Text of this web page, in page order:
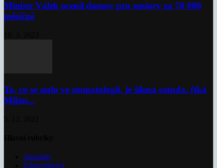
Ministr Válek ocenil domov pro seniory za 70 000
měsíčně
To, co se stalo ve stomatologii, je šílená ostuda, říká
Milan...
Aktuality
Zdravotnictví